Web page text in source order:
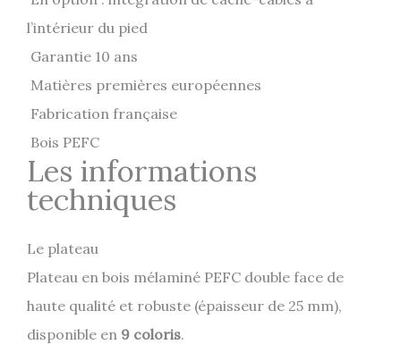
l’intérieur du pied
Garantie 10 ans
Matières premières européennes
Fabrication française
Bois PEFC
Les informations
techniques
Le plateau
Plateau en bois mélaminé PEFC double face de
haute qualité et robuste (épaisseur de 25 mm),
disponible en 9 coloris.